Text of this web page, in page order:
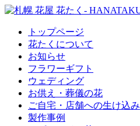
トップページ
花たくについて
お知らせ
フラワーギフト
ウェディング
お供え・葬儀の花
ご自宅・店舗への生け込み
製作事例